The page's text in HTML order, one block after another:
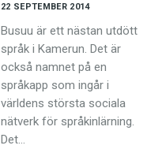
22 SEPTEMBER 2014
Busuu är ett nästan utdött
språk i Kamerun. Det är
också namnet på en
språkapp som ingår i
världens största sociala
nätverk för språkinlärning.
Det…